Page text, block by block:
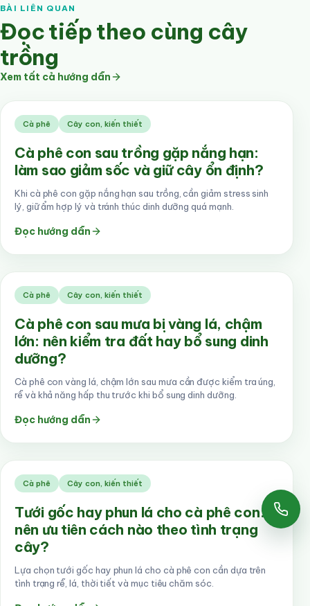
BÀI LIÊN QUAN
Đọc tiếp theo cùng cây
trồng
Xem tất cả hướng dẫn
Cà phê Cây con, kiến thiết
Cà phê con sau trồng gặp nắng hạn:
làm sao giảm sốc và giữ cây ổn định?
Khi cà phê con gặp nắng hạn sau trồng, cần giảm stress sinh
lý, giữ ẩm hợp lý và tránh thúc dinh dưỡng quá mạnh.
Đọc hướng dẫn
Cà phê Cây con, kiến thiết
Cà phê con sau mưa bị vàng lá, chậm
lớn: nên kiểm tra đất hay bổ sung dinh
dưỡng?
Cà phê con vàng lá, chậm lớn sau mưa cần được kiểm tra úng,
rễ và khả năng hấp thu trước khi bổ sung dinh dưỡng.
Đọc hướng dẫn
Cà phê Cây con, kiến thiết
Tưới gốc hay phun lá cho cà phê con:
nên ưu tiên cách nào theo tình trạng
cây?
Lựa chọn tưới gốc hay phun lá cho cà phê con cần dựa trên
tình trạng rễ, lá, thời tiết và mục tiêu chăm sóc.
Gọi